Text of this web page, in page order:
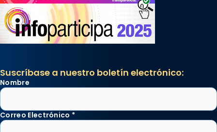
Suscríbase a nuestro boletín electrónico:
Nombre
Correo Electrónico *